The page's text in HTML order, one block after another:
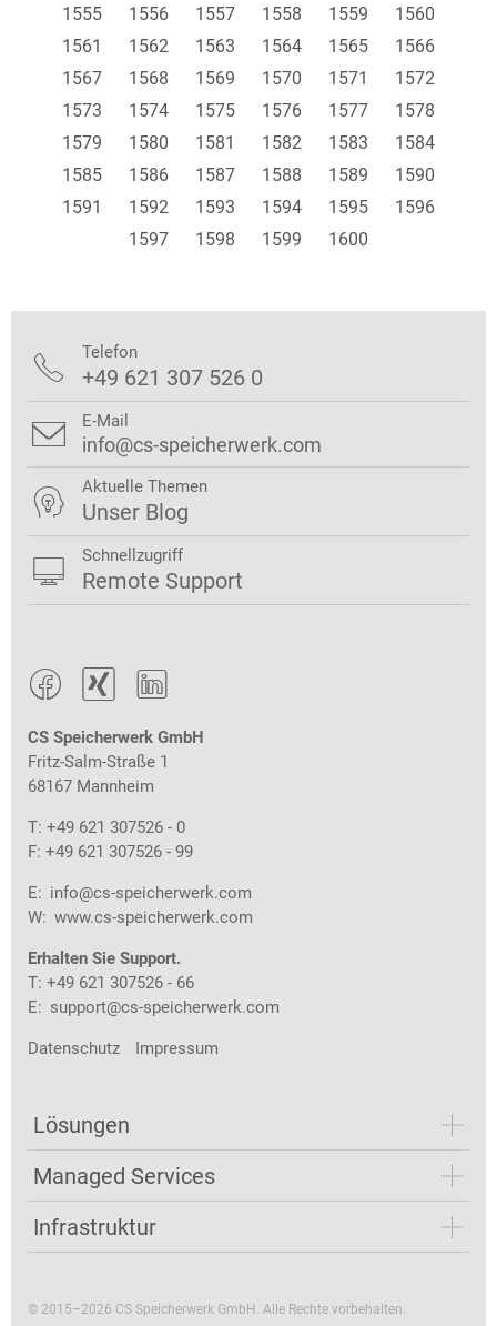
1555
1556 1557 1558 1559
1560
1561
1562 1563 1564 1565
1566
1567
1568 1569 1570 1571
1572
1573
1574 1575 1576 1577
1578
1579
1580 1581 1582 1583
1584
1585
1586 1587 1588 1589
1590
1591
1592 1593 1594 1595
1596
1597
1598 1599 1600
  
CS Speicherwerk GmbH
Fritz-Salm-Straße 1
68167 Mannheim
T: +49 621 307526 - 0
F: +49 621 307526 - 99
E: info@cs-speicherwerk.com
W: www.cs-speicherwerk.com
Erhalten Sie Support.
T: +49 621 307526 - 66
E: support@cs-speicherwerk.com
Datenschutz Impressum
Lösungen
Managed Services
Infrastruktur
 Telefon
+49 621 307 526 0
 E-Mail
info@cs-speicherwerk.com
 Aktuelle Themen
Unser Blog
 Schnellzugriff
Remote Support
© 2015–2026 CS Speicherwerk GmbH. Alle Rechte vorbehalten.